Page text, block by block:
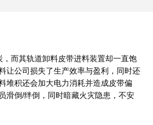
而其轨道卸料皮带进料装置却一直饱
让公司损失了生产效率与盈利，同时还
堆积还会加大电力消耗并造成皮带偏
滑倒/绊倒，同时暗藏火灾隐患，不安